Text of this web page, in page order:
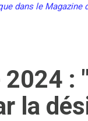
dans le
2024 :
la